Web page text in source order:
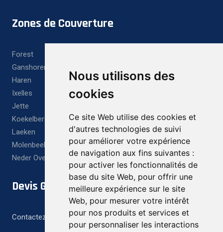
Nous utilisons des
cookies
Ce site Web utilise des cookies et
d'autres technologies de suivi
pour améliorer votre expérience
de navigation aux fins suivantes :
pour activer les fonctionnalités de
base du site Web, pour offrir une
meilleure expérience sur le site
Web, pour mesurer votre intérêt
pour nos produits et services et
pour personnaliser les interactions
Zones de Couverture
Forest
Ganshoren
Haren
Ixelles
Jette
Koekelberg
Laeken
Molenbeek
Neder Over Heembeek
Devis Gratuit
Contactez-nous pour un devis gratuit et personnalisé